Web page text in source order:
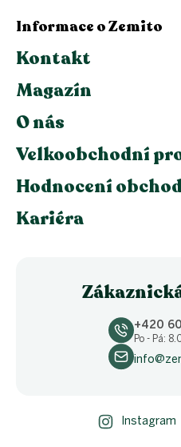
Informace o Zemito
Kontakt
Magazín
O nás
Velkoobchodní
Hodnocení
Kariéra
+420
Po - Pá:
Instagram